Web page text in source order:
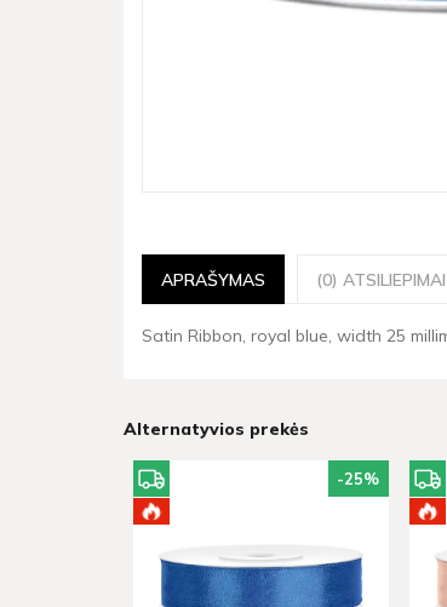
APRAŠYMAS (0) ATSILIEPIMAI
Satin Ribbon, royal blue, width 25
Alternatyvios prekės
-25%